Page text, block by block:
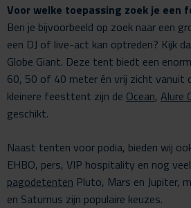
Voor welke toepassing zoek je een
Ben je bijvoorbeeld op zoek naar een
een DJ of live-act kan optreden? Kijk
Globe Giant. Deze tent biedt een
60, 50 of 40 meter én vrij zicht vanuit
kleinere feesttent zijn de Ocean, Alure
geschikt.
Naast tenten voor podia, bieden wij
EHBO, pers, VIP hospitality en nog
pagodetenten Pluto, Mars en Jupiter,
en Saturnus zijn populaire keuzes.